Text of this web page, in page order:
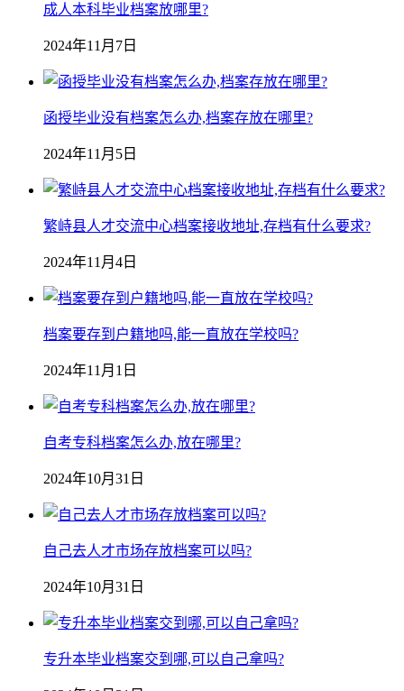
成人本科毕业档案放哪里?
2024年11月7日
函授毕业没有档案怎么办,档案存放在哪里?
2024年11月5日
繁峙县人才交流中心档案接收地址,存档有什么要求?
2024年11月4日
档案要存到户籍地吗,能一直放在学校吗?
2024年11月1日
自考专科档案怎么办,放在哪里?
2024年10月31日
自己去人才市场存放档案可以吗?
2024年10月31日
专升本毕业档案交到哪,可以自己拿吗?